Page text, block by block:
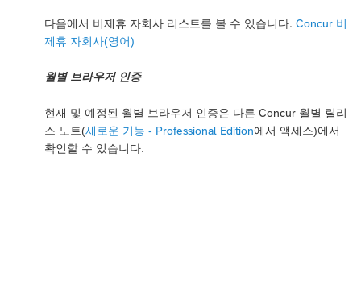
다음에서 비제휴 자회사 리스트를 볼 수 있습니다. Concur 비
제휴 자회사(영어)
월별 브라우저 인증
현재 및 예정된 월별 브라우저 인증은 다른 Concur 월별 릴리
스 노트(새로운 기능 - Professional Edition에서 액세스)에서
확인할 수 있습니다.